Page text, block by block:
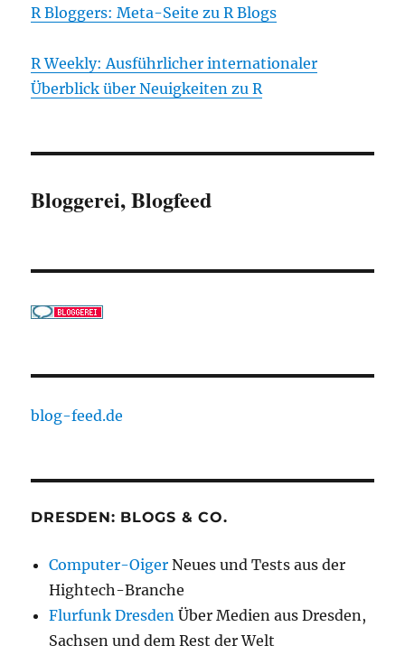
R Bloggers: Meta-Seite zu R Blogs
R Weekly: Ausführlicher internationaler
Überblick über Neuigkeiten zu R
Bloggerei, Blogfeed
blog-feed.de
DRESDEN: BLOGS & CO.
Computer-Oiger Neues und Tests aus der
Hightech-Branche
Flurfunk Dresden Über Medien aus Dresden,
Sachsen und dem Rest der Welt